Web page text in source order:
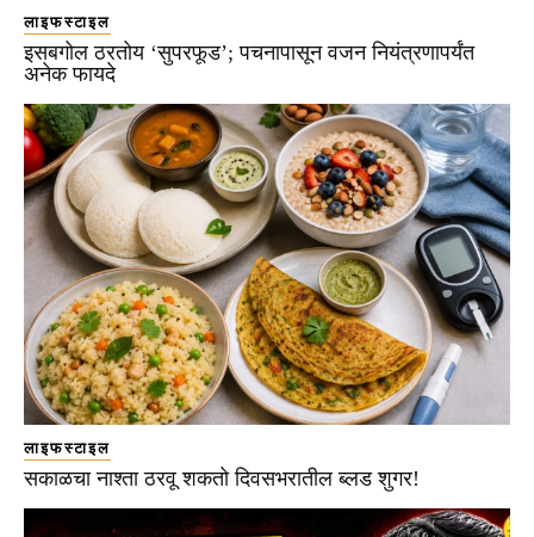
लाइफस्टाइल
इसबगोल ठरतोय ‘सुपरफूड’; पचनापासून वजन नियंत्रणापर्यंत
अनेक फायदे
लाइफस्टाइल
सकाळचा नाश्ता ठरवू शकतो दिवसभरातील ब्लड शुगर!